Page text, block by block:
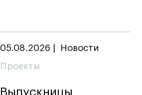
05.08.2026 Новости
Проекты
Выпускницы